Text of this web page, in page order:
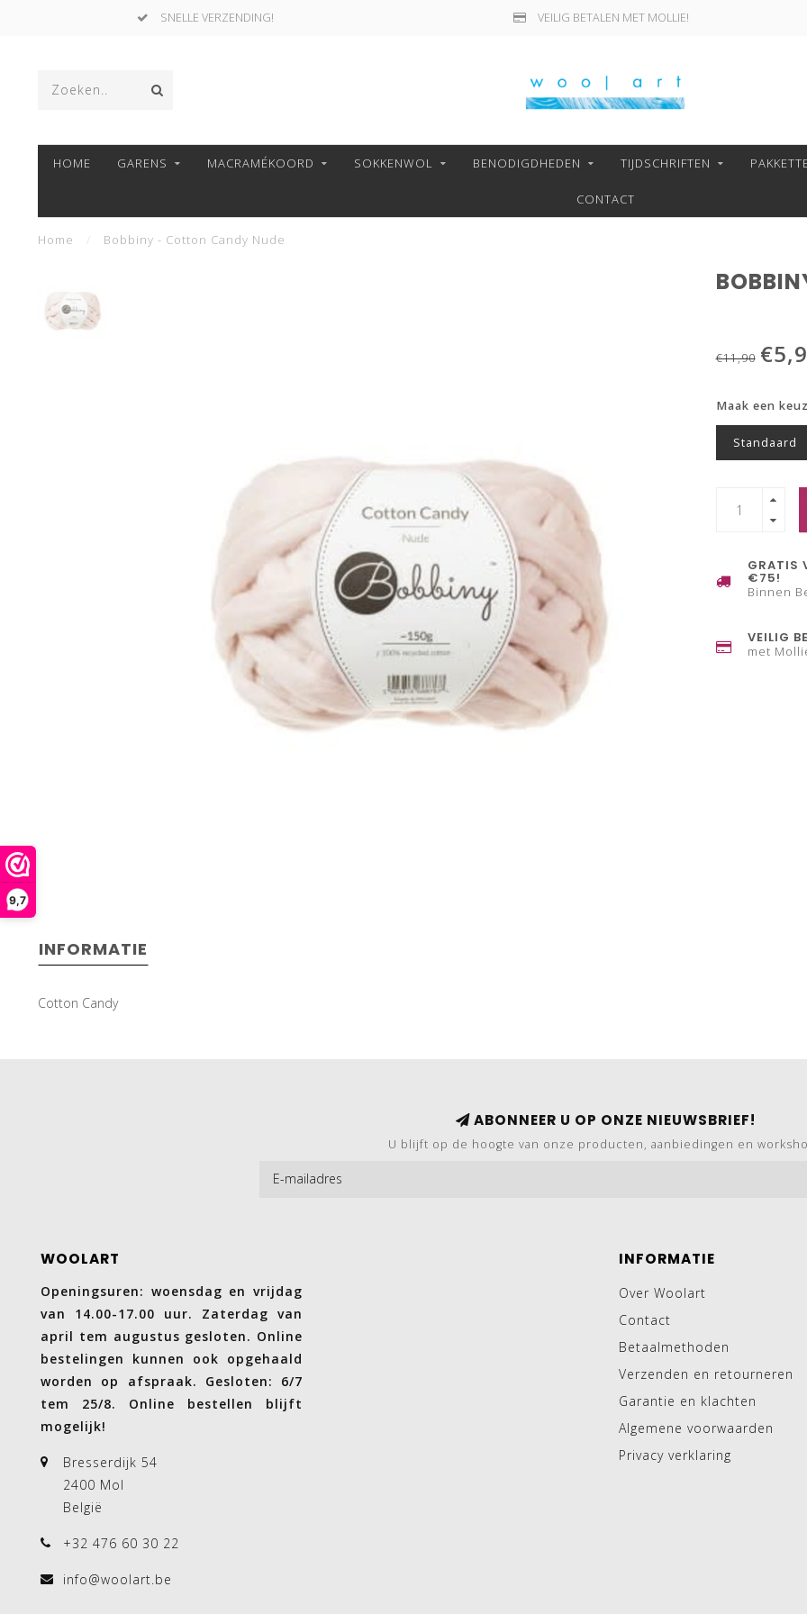
9,7
SNELLE VERZENDING! VEILIG BETALEN MET MOLLIE!
HOME GARENS MACRAMÉKOORD SOKKENWOL BENODIGDHEDEN TIJDSCHRIFTEN
CONTACT
Home Bobbiny - Cotton Candy Nude
€11,90
Maak een
Standaard
GRATIS
€75!
Binnen
VEILIG
met
INFORMATIE
Cotton Candy
ABONNEER U OP ONZE NIEUWSBRIEF!
U blijft op de hoogte van onze producten, aanbiedingen en
WOOLART
Openingsuren: woensdag en vrijdag
van 14.00-17.00 uur. Zaterdag van
april tem augustus gesloten. Online
bestelingen kunnen ook opgehaald
worden op afspraak. Gesloten: 6/7
tem 25/8. Online bestellen blijft
mogelijk!
Bresserdijk 54
2400 Mol
België
+32 476 60 30 22
info@woolart.be
INFORMATIE
Over Woolart
Contact
Betaalmethoden
Verzenden en retourneren
Garantie en klachten
Algemene voorwaarden
Privacy verklaring